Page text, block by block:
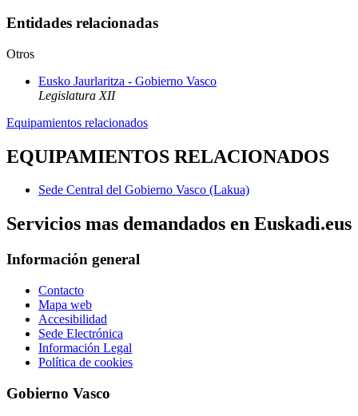
Entidades relacionadas
Otros
Eusko Jaurlaritza - Gobierno Vasco
Legislatura XII
Equipamientos relacionados
EQUIPAMIENTOS RELACIONADOS
Sede Central del Gobierno Vasco (Lakua)
Servicios mas demandados en Euskadi.eus
Información general
Contacto
Mapa web
Accesibilidad
Sede Electrónica
Información Legal
Política de cookies
Gobierno Vasco